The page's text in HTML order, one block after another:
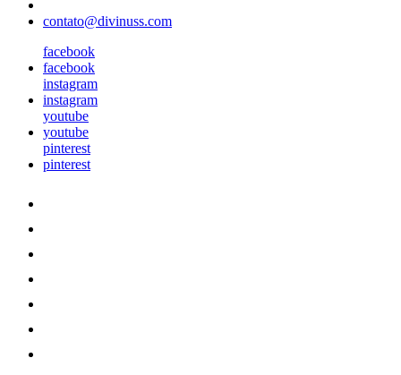
contato@divinuss.com
facebook
facebook
instagram
instagram
youtube
youtube
pinterest
pinterest